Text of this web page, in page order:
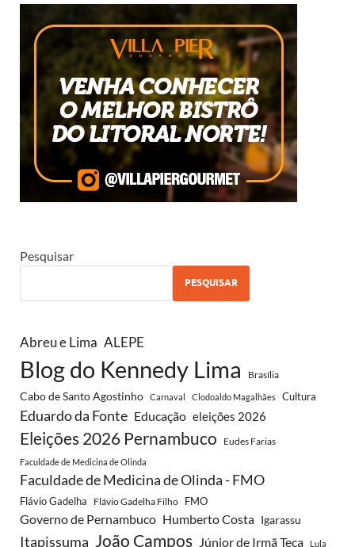
Pesquisar
PESQUISAR
Abreu e Lima ALEPE
Blog do Kennedy Lima Brasília
Cabo de Santo Agostinho Carnaval Clodoaldo Magalhães Cultura
Eduardo da Fonte Educação eleições 2026
Eleições 2026 Pernambuco Eudes Farias
Faculdade de Medicina de Olinda
Faculdade de Medicina de Olinda - FMO
Flávio Gadelha Flávio Gadelha Filho FMO
Governo de Pernambuco Humberto Costa Igarassu
Itapissuma João Campos Júnior de Irmã Teca Lula